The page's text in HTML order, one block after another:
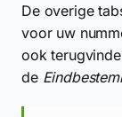
De overige
voor uw
ook
de